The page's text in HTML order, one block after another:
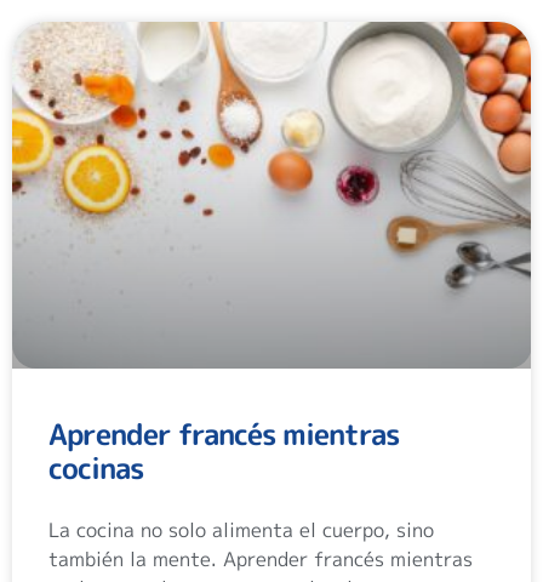
Aprender francés mientras
cocinas
La cocina no solo alimenta el cuerpo, sino
también la mente. Aprender francés mientras